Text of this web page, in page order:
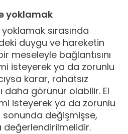
yoklamak
sırasında
duygu ve hareketin
meseleyle bağlantısını
isteyerek ya da zorunlu
karar, rahatsız
daha görünür olabilir. El
isteyerek ya da zorunlu
değişmişse,
değerlendirilmelidir.